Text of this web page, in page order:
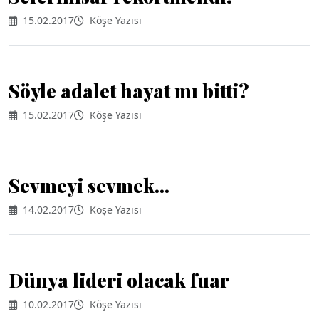
15.02.2017 Köşe Yazısı
Söyle adalet hayat mı bitti?
15.02.2017 Köşe Yazısı
Sevmeyi sevmek...
14.02.2017 Köşe Yazısı
Dünya lideri olacak fuar
10.02.2017 Köşe Yazısı